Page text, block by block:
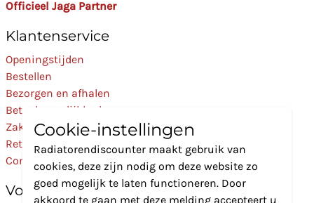
Officieel Jaga Partner
Klantenservice
Openingstijden
Bestellen
Bezorgen en afhalen
Betaalmogelijkheden
Zakelijk
Retourneren
Contact
Volg Ons
Cookie-instellingen
Radiatorendiscounter maakt gebruik van
cookies, deze zijn nodig om deze website zo
goed mogelijk te laten functioneren. Door
akkoord te gaan met deze melding accepteert u